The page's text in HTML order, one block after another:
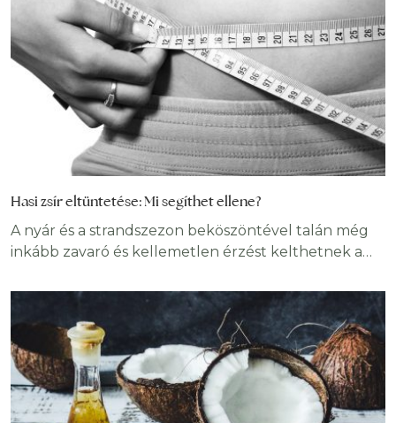
tudni, miken változtassunk a siker érdekében.
Hasi zsír eltüntetése: Mi segíthet ellene?
A nyár és a strandszezon beköszöntével talán még
inkább zavaró és kellemetlen érzést kelthetnek a
kezdtél el időben dolgozni a bikini body-n, ne
aggódj, nincs veszve semmi! Cikkünkben
bemutatjuk, milyen okok állhatnak az úszógumik és
zsírpárnák mögött az egészségtelen étrenden és a
kevés testmozgáson túl. Ezt követően bemutatunk
pár